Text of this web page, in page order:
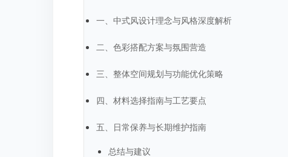
一、中式风设计理念与风格深度解析
二、色彩搭配方案与氛围营造
三、整体空间规划与功能优化策略
四、材料选择指南与工艺要点
五、日常保养与长期维护指南
总结与建议